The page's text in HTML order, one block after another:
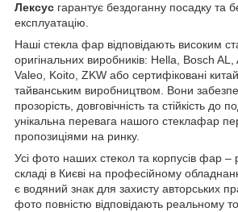
Лексус гарантує бездоганну посадку та
експлуатацію.
Наші стекла фар відповідають високим
оригінальних виробників: Hella, Bosch
Valeo, Koito, ZKW або сертифіковані
тайванським виробництвом. Вони
прозорість, довговічність та стійкість до
унікальна перевага нашого стеклафар
пропозиціями на ринку.
Усі фото наших стекол та корпусів фар –
складі в Києві на професійному
є водяний знак для захисту авторських
фото повністю відповідають реальному